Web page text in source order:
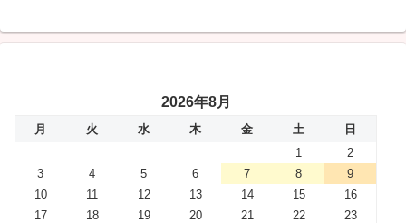
2026年8月
月 火 水 木 金 土
日
1
2
3
4 5 6 7 8
9
10
11 12 13 14 15
16
17
18 19 20 21 22
23